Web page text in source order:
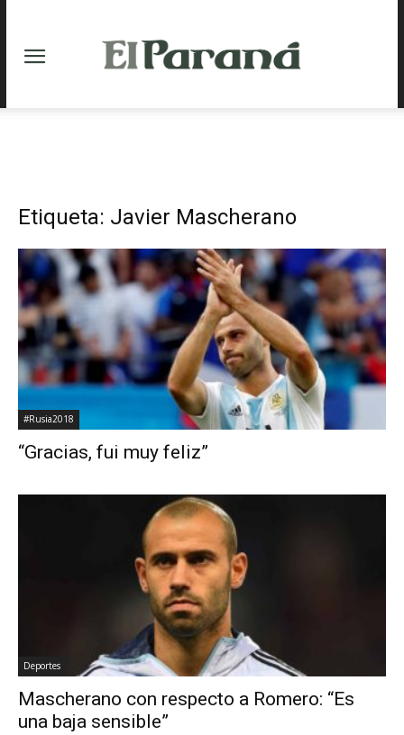
Etiqueta: Javier Mascherano
#Rusia2018
“Gracias, fui muy feliz”
Deportes
Mascherano con respecto a Romero: “Es
una baja sensible”